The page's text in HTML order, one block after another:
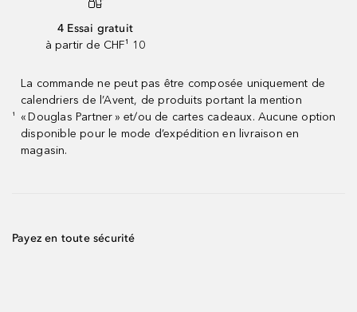
4 Essai gratuit
à partir de CHF¹ 10
¹
La commande ne peut pas être composée uniquement de
calendriers de l’Avent, de produits portant la mention
« Douglas Partner » et/ou de cartes cadeaux. Aucune option
disponible pour le mode d’expédition en livraison en
magasin.
Payez en toute sécurité